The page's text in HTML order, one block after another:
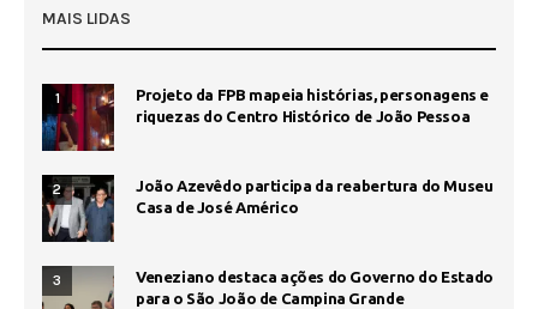
MAIS LIDAS
1
Projeto da FPB mapeia histórias, personagens e
riquezas do Centro Histórico de João Pessoa
2
João Azevêdo participa da reabertura do Museu
Casa de José Américo
3
Veneziano destaca ações do Governo do Estado
para o São João de Campina Grande